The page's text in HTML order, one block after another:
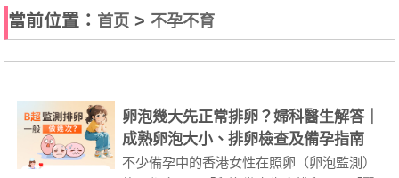
當前位置： 首页 > 不孕不育
卵泡幾大先正常排卵？婦科醫生解答｜
成熟卵泡大小、排卵檢查及備孕指南
不少備孕中的香港女性在照卵（卵泡監測）